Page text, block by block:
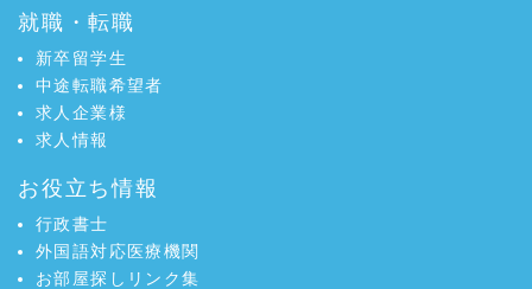
ェ
ア
ア
就職・転職
新卒留学生
中途転職希望者
求人企業様
求人情報
お役立ち情報
行政書士
外国語対応医療機関
お部屋探しリンク集